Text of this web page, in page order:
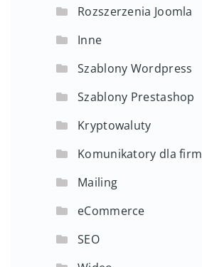
Rozszerzenia Joomla
Inne
Szablony Wordpress
Szablony Prestashop
Kryptowaluty
Komunikatory dla firm
Mailing
eCommerce
SEO